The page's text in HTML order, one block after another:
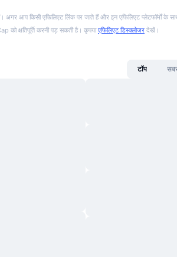
अगर आप किसी एफिलिएट लिंक पर जाते हैं और इन एफिलिएट प्लेटफॉर्मों
क्षतिपूर्ति करनी पड़ सकती है। कृपयाएफिलिएट डिस्क्लोजर देखें।
टॉप